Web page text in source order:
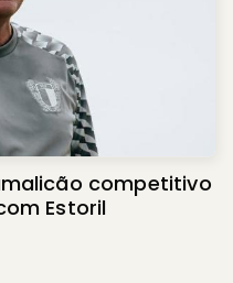
competitivo
Estoril